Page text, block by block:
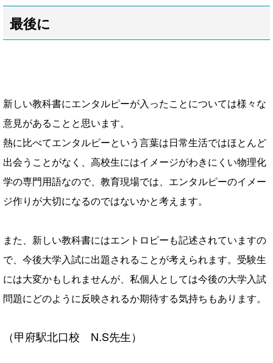
最後に
新しい教科書にエンタルピーが入ったことについては様々な
意見があることと思います。
熱に比べてエンタルピーという言葉は日常生活ではほとんど
出会うことがなく、 高校生にはイメージがわきにくい物理化
学の専門用語なので、 教育現場では、エンタルピーのイメー
ジ作りが大切になるのではないかと考えます。
また、新しい教科書にはエントロピーも記述されていますの
で、 今後大学入試に出題されることが考えられます。 受験生
には大変かもしれませんが、私個人としては今後の大学入試
問題にどのように反映されるか期待する気持ちもあります。
（甲府駅北口校 N.S先生）